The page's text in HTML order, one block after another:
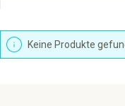
Keine Produkte